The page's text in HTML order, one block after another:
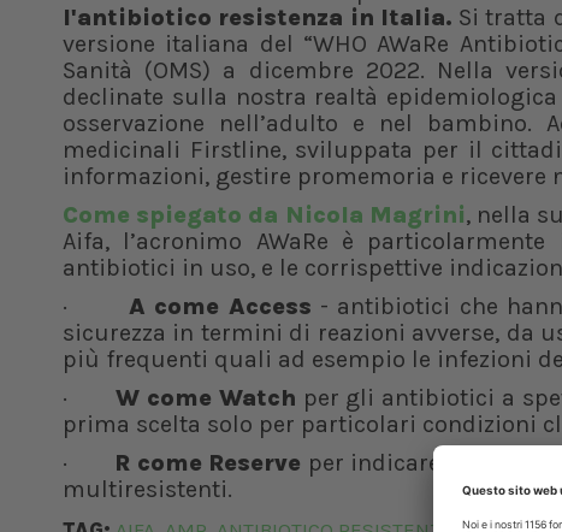
l'antibiotico resistenza in Italia. Si tratta
versione italiana del “WHO AWaRe
Sanità (OMS) a dicembre 2022. Nella
declinate sulla nostra realtà
osservazione nell’adulto e nel bambino.
medicinali Firstline, sviluppata per il
informazioni, gestire promemoria e
Come spiegato da Nicola Magrini, nella
Aifa, l’acronimo AWaRe è
antibiotici in uso, e le corrispettive
·
A come Access - antibiotici che
sicurezza in termini di reazioni avverse, da
più frequenti quali ad esempio le infezioni
·W come Watch per gli antibiotici a
prima scelta solo per particolari condizioni
· R come Reserve per indicare gli
multiresistenti.